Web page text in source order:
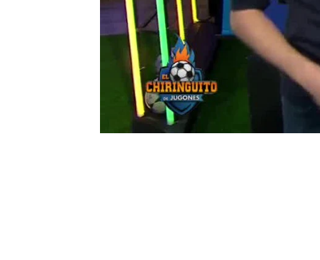
el chiringuito